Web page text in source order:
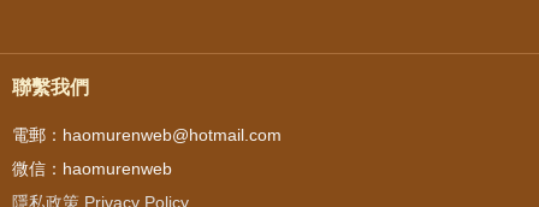
聯繫我們
電郵：haomurenweb@hotmail.com
微信：haomurenweb
隱私政策 Privacy Policy